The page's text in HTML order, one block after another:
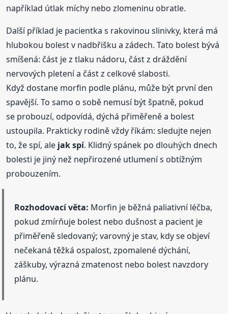
například útlak míchy nebo zlomeninu obratle.
Další příklad je pacientka s rakovinou slinivky, která má
hlubokou bolest v nadbřišku a zádech. Tato bolest bývá
smíšená: část je z tlaku nádoru, část z dráždění
nervových pletení a část z celkové slabosti.
Když dostane morfin podle plánu, může být první den
spavější. To samo o sobě nemusí být špatně, pokud
se probouzí, odpovídá, dýchá přiměřeně a bolest
ustoupila. Prakticky rodině vždy říkám: sledujte nejen
to, že spí, ale jak spí. Klidný spánek po dlouhých dnech
bolesti je jiný než nepřirozené utlumení s obtížným
probouzením.
Rozhodovací věta: Morfin je běžná paliativní léčba,
pokud zmírňuje bolest nebo dušnost a pacient je
přiměřeně sledovaný; varovný je stav, kdy se objeví
nečekaná těžká ospalost, zpomalené dýchání,
záškuby, výrazná zmatenost nebo bolest navzdory
plánu.